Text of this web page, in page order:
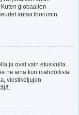
globaalien
antaa foorumin
ja ovat vain etusivulla.
ne aina kun mahdollista.
viestiketjujen